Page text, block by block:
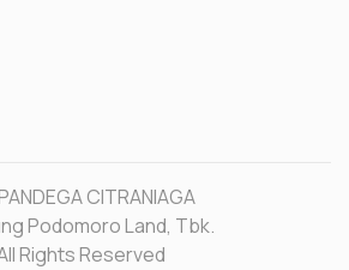
CITRANIAGA
Podomoro Land, Tbk.
Rights Reserved